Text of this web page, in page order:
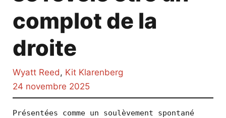
complot de la
droite
Wyatt Reed, Kit Klarenberg
24 novembre 2025
Présentées comme un soulèvement spontané